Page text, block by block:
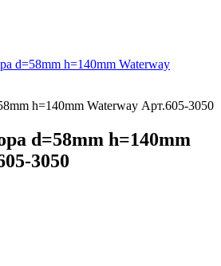
d=58mm h=140mm
3050